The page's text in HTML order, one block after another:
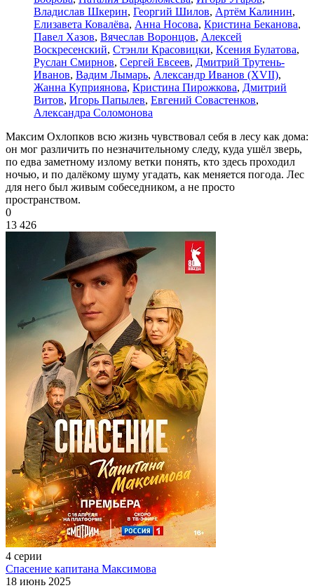
Владислав Шкерин, Георгий Шилов, Артём Калинин,
Елизавета Ковалёва, Анна Носова, Кристина Беканова,
Павел Хазов, Вячеслав Воронцов, Алексей
Воскресенский, Стэнли Красовицки, Ксения Булатова,
Руслан Смирнов, Сергей Евсеев, Дмитрий Трутень-
Иванов, Вадим Лымарь, Александр Иванов (XVII),
Жанна Куприянова, Кристина Пирожкова, Дмитрий
Витов, Игорь Папылев, Евгений Совастенков,
Александра Соломонова
Максим Охлопков всю жизнь чувствовал себя в лесу как дома:
он мог различить по незначительному следу, куда ушёл зверь,
по едва заметному излому ветки понять, кто здесь проходил
ночью, и по далёкому шуму угадать, как меняется погода. Лес
для него был живым собеседником, а не просто
пространством.
0
13 426
4 серии
Спасение капитана Максимова
18 июнь 2025